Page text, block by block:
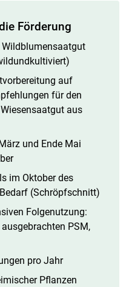
Förderung
auf
für den
aus
und Ende Mai
im Oktober des
(Schröpfschnitt)
Folgenutzung:
PSM,
pro Jahr
Pflanzen